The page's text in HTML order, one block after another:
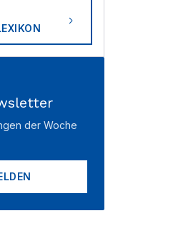
der Woche